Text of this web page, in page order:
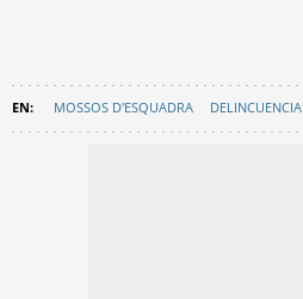
MOSSOS D'ESQUADRA DELINCUENCIA